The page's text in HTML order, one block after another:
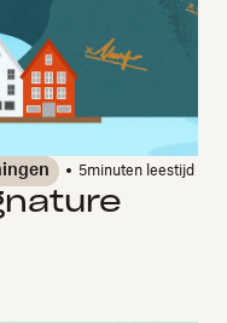
5minuten leestijd